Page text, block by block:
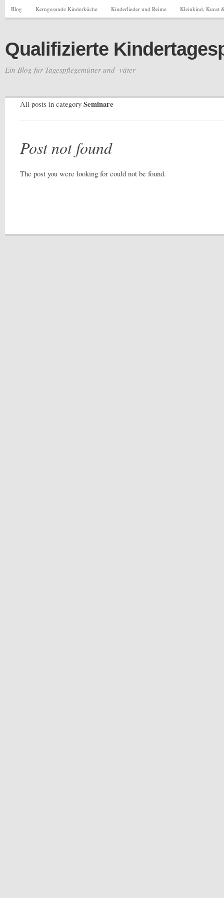
Blog Kerngesunde Kinderküche Kinderlieder und Reime Kleinkind, Kunst
Qualifizierte
Ein Blog für Tagespflegemütter und -väter
All posts in category Seminare
Post not found
The post you were looking for could not be found.